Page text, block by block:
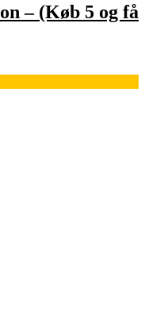
– (Køb 5 og få